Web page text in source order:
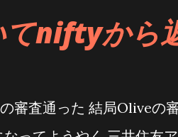
いる。 [ブログカード風
載っていたけど効果は
かなくなる これが発動す
チャーに切り替えろって言
タンです Androidを使っ
niftyから
審査通った 結局Oliveの